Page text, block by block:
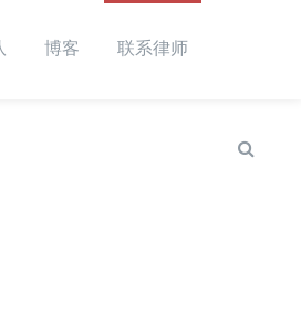
博客 联系律师